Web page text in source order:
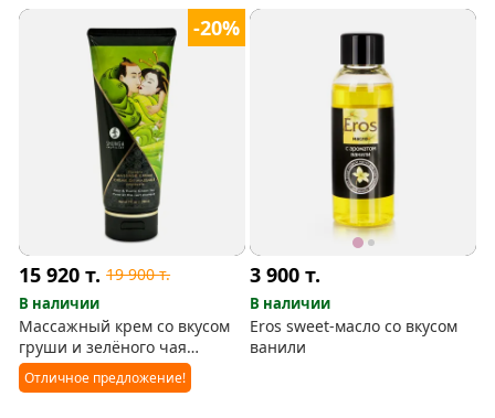
-20%
15 920т. 19 900т.
В наличии
Массажный крем со вкусом
груши и зелёного чая
(Shunga)
Отличное предложение!
3 900т.
В наличии
Eros sweet-масло со вкусом
ванили